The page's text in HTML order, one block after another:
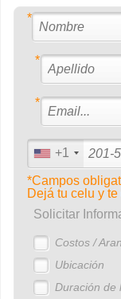
*
*
*
+1
*Campos
Dejá tu celu y
Solicitar
Costos /
Ubicación
Duración de